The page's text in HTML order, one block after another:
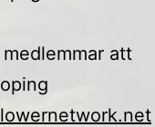
att